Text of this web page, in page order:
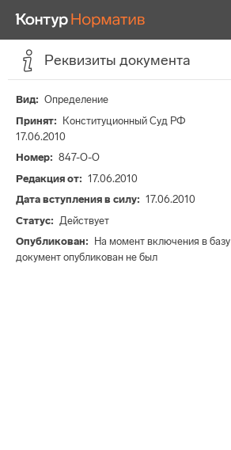
Реквизиты документа
Вид
Определение
Принят
Конституционный Суд РФ
17.06.2010
Номер
847-О-О
Редакция от
17.06.2010
Дата вступления в силу
17.06.2010
Статус
Действует
Опубликован
На момент включения в базу
документ опубликован не был